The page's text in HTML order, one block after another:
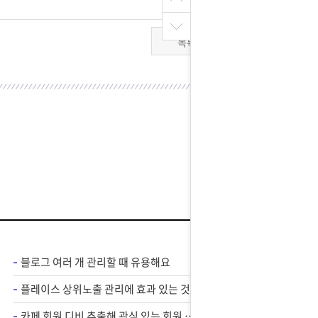
목록
블로그 여러 개 관리할 때 유용해요